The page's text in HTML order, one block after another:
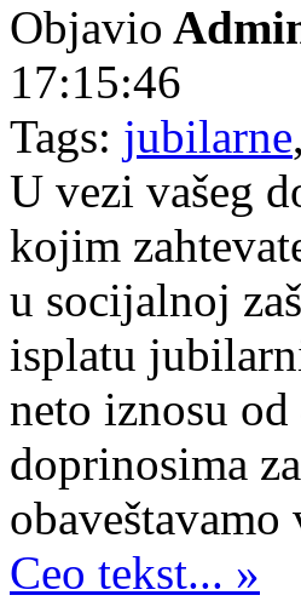
Objavio
17:15:46
Tags: jubilarne,
U vezi vašeg
kojim
u socijalnoj
isplatu
neto iznosu
doprinosima
obaveštavamo
Ceo tekst... »